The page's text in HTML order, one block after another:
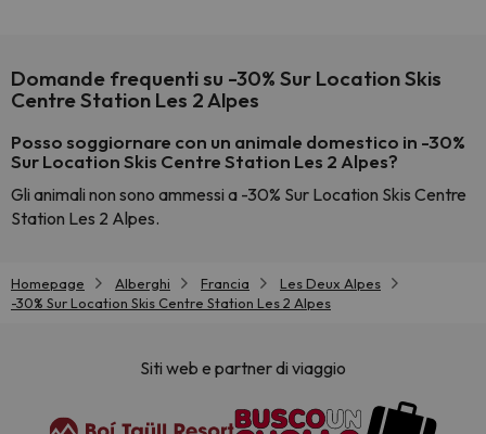
Domande frequenti su -30% Sur Location Skis
Centre Station Les 2 Alpes
Posso soggiornare con un animale domestico in -30%
Sur Location Skis Centre Station Les 2 Alpes?
Gli animali non sono ammessi a -30% Sur Location Skis Centre
Station Les 2 Alpes.
Homepage Alberghi Francia
Les Deux Alpes
-30% Sur Location Skis Centre Station Les 2 Alpes
Siti web e partner di viaggio